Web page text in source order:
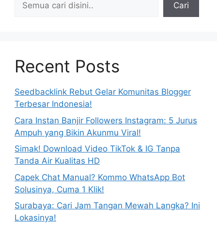
Cari
Recent Posts
Seedbacklink Rebut Gelar Komunitas Blogger
Terbesar Indonesia!
Cara Instan Banjir Followers Instagram: 5 Jurus
Ampuh yang Bikin Akunmu Viral!
Simak! Download Video TikTok & IG Tanpa
Tanda Air Kualitas HD
Capek Chat Manual? Kommo WhatsApp Bot
Solusinya, Cuma 1 Klik!
Surabaya: Cari Jam Tangan Mewah Langka? Ini
Lokasinya!